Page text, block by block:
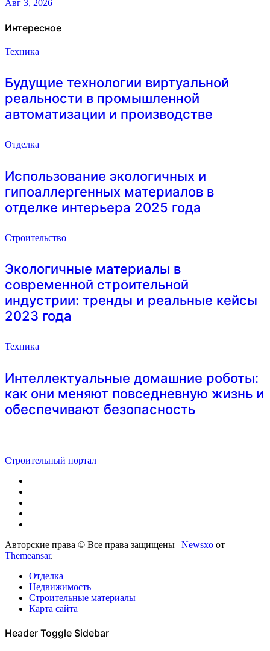
Авг 3, 2026
Интересное
Техника
Будущие технологии виртуальной
реальности в промышленной
автоматизации и производстве
Отделка
Использование экологичных и
гипоаллергенных материалов в
отделке интерьера 2025 года
Строительство
Экологичные материалы в
современной строительной
индустрии: тренды и реальные кейсы
2023 года
Техника
Интеллектуальные домашние роботы:
как они меняют повседневную жизнь и
обеспечивают безопасность
Строительный портал
Авторские права © Все права защищены | Newsxo от
Themeansar.
Отделка
Недвижимость
Строительные материалы
Карта сайта
Header Toggle Sidebar